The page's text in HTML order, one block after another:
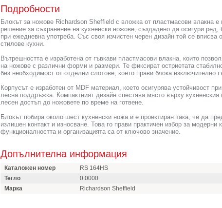
Подробности
Блокът за ножове Richardson Sheffield с вложка от пластмасови влакна е
решение за съхранение на кухненски ножове, създадено да осигури ред,
при ежедневна употреба. Със своя изчистен черен дизайн той се вписва
стилове кухни.
Вътрешността е изработена от гъвкави пластмасови влакна, които
на ножове с различни форми и размери. Те фиксират остриетата
без необходимост от отделни слотове, което прави блока изключително
Корпусът е изработен от MDF материал, което осигурява устойчивост
лесна поддръжка. Компактният дизайн спестява място върху кухненския
лесен достъп до ножовете по време на готвене.
Блокът побира около шест кухненски ножа и е проектиран така, че да
излишен контакт и износване. Това го прави практичен избор за модерни
функционалността и организацията са от ключово значение.
Допълнителна информация
Каталожен номер
RS 164HS
Тегло
0.0000
Марка
Richardson Sheffield